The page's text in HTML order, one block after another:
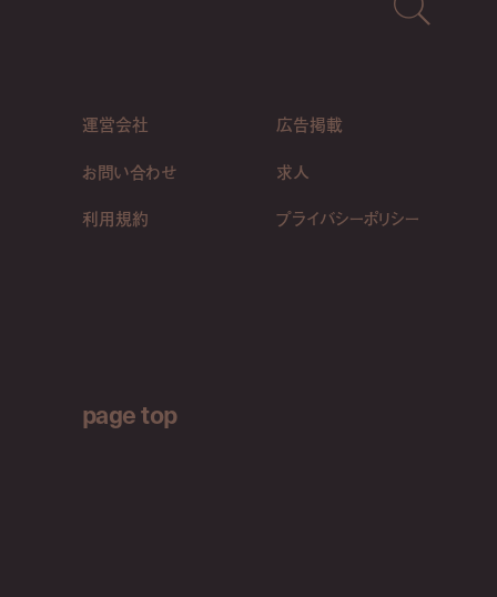
運営会社 広告掲載
お問い合わせ 求人
利用規約 プライバシーポリシー
page top